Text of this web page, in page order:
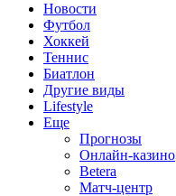
Новости
Футбол
Хоккей
Теннис
Биатлон
Другие виды
Lifestyle
Еще
Прогнозы
Онлайн-казино
Betera
Матч-центр